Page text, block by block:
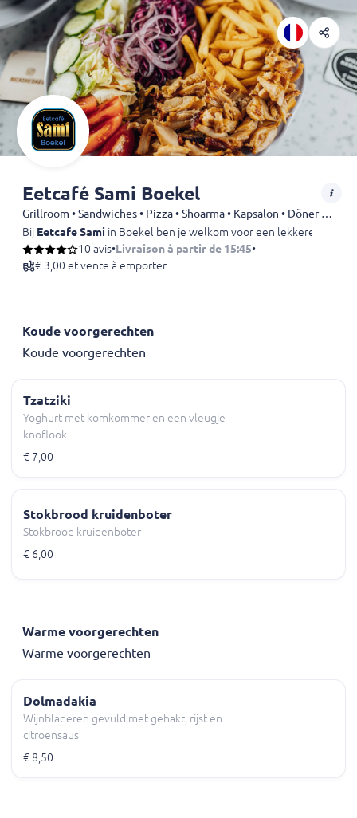
Eetcafé Sami Boekel
Grillroom • Sandwiches • Pizza • Shoarma • Kapsalon • Döner • Dürüm • Fries • Kebab • Drinks
Bij Eetcafe Sami in Boekel ben je welkom voor een lekkere en
10 avis•Livraison à partir de 15:45•
€ 3,00 et vente à emporter
Koude voorgerechten
Koude voorgerechten
Tzatziki
Yoghurt met komkommer en een vleugje
knoflook
€ 7,00
Stokbrood kruidenboter
Stokbrood kruidenboter
€ 6,00
Warme voorgerechten
Warme voorgerechten
Dolmadakia
Wijnbladeren gevuld met gehakt, rijst en
citroensaus
€ 8,50